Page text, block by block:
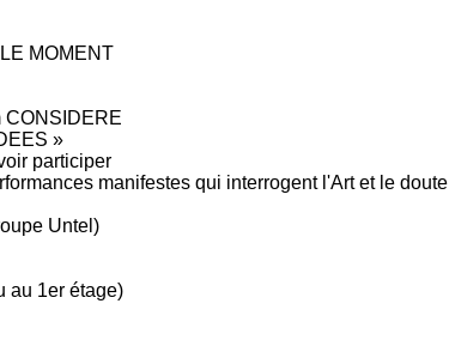
MOMENT
CONSIDERE
»
participer
manifestes qui interrogent l'Art et le doute
Untel)
au 1er étage)